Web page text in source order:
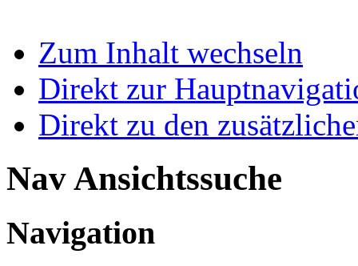
Zum Inhalt wechseln
Direkt zur
Direkt zu den
Nav Ansichtssuche
Navigation